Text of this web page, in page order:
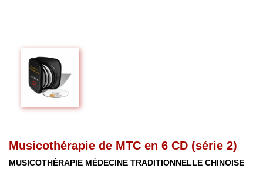
Musicothérapie de MTC en 6 CD (série 2)
MUSICOTHÉRAPIE MÉDECINE TRADITIONNELLE CHINOISE